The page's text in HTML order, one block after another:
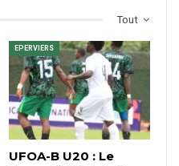
Tout
EPERVIERS
UFOA-B U20 : Le